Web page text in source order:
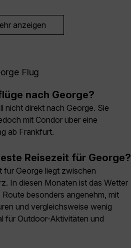
anzeigen
Flug
nach George?
nicht direkt nach George. Sie
mit Condor über eine
ab Frankfurt.
Reisezeit für George?
für George liegt zwischen
In diesen Monaten ist das Wetter
Route besonders angenehm, mit
und vergleichsweise wenig
für Outdoor-Aktivitäten und